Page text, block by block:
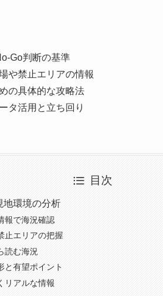
Go判断の基準
や禁止エリアの情報
の具体的な攻略法
タ活用と立ち回り
目次
地環境の分析
報で海況確認
止エリアの把握
読む海況
と有望ポイント
リアルな情報